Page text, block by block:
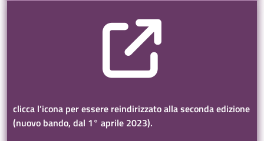
clicca l’icona per essere reindirizzato alla seconda edizione
(nuovo bando, dal 1° aprile 2023).